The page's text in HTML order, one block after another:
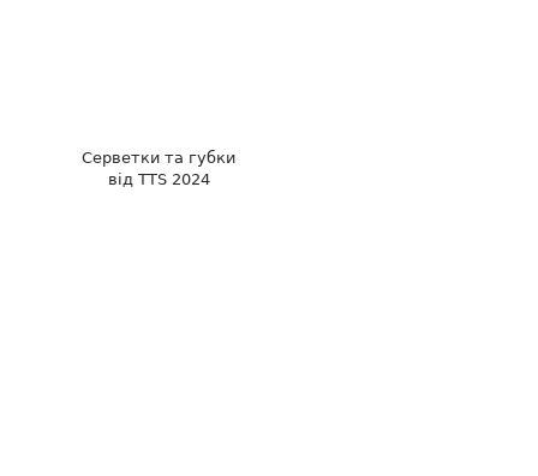
Серветки та губки
від TTS 2024